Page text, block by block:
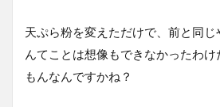
天ぷら粉を変えただけで、前と同
んてことは想像もできなかったわけ
もんなんですかね？